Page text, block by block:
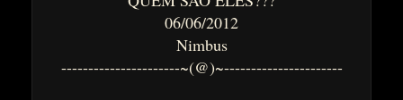
06/06/2012
Nimbus
----------------------~(@)~----------------------